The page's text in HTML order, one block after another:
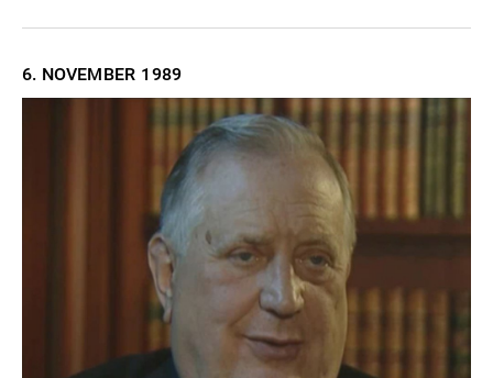
6. NOVEMBER 1989